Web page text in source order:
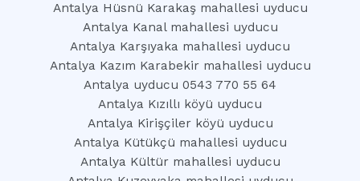
Antalya Hüsnü Karakaş mahallesi uyducu
Antalya Kanal mahallesi uyducu
Antalya Karşıyaka mahallesi uyducu
Antalya Kazım Karabekir mahallesi uyducu
Antalya uyducu 0543 770 55 64
Antalya Kızıllı köyü uyducu
Antalya Kirişçiler köyü uyducu
Antalya Kütükçü mahallesi uyducu
Antalya Kültür mahallesi uyducu